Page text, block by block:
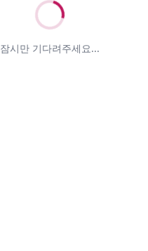
잠시만 기다려주세요...